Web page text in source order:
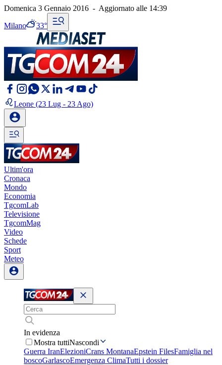
Domenica 3 Gennaio 2016 - Aggiornato alle 14:39
Milano 33°
Leone (23 Lug - 23 Ago)
Ultim'ora
Cronaca
Mondo
Economia
TgcomLab
Televisione
TgcomMag
Video
Schede
Sport
Meteo
In evidenza
Mostra tuttiNascondi
Guerra IranElezioniCrans MontanaEpstein FilesFamiglia nel
boscoGarlascoEmergenza ClimaTutti i dossier